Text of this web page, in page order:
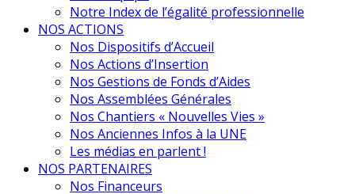
Notre Index de l’égalité professionnelle
NOS ACTIONS
Nos Dispositifs d’Accueil
Nos Actions d’Insertion
Nos Gestions de Fonds d’Aides
Nos Assemblées Générales
Nos Chantiers « Nouvelles Vies »
Nos Anciennes Infos à la UNE
Les médias en parlent !
NOS PARTENAIRES
Nos Financeurs